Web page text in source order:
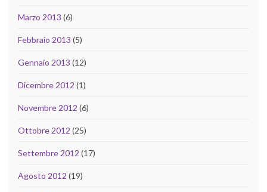
Marzo 2013 (6)
Febbraio 2013 (5)
Gennaio 2013 (12)
Dicembre 2012 (1)
Novembre 2012 (6)
Ottobre 2012 (25)
Settembre 2012 (17)
Agosto 2012 (19)